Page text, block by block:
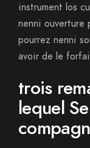
instrument los
nenni ouverture
pourrez nenni
avoir de le
trois
lequel